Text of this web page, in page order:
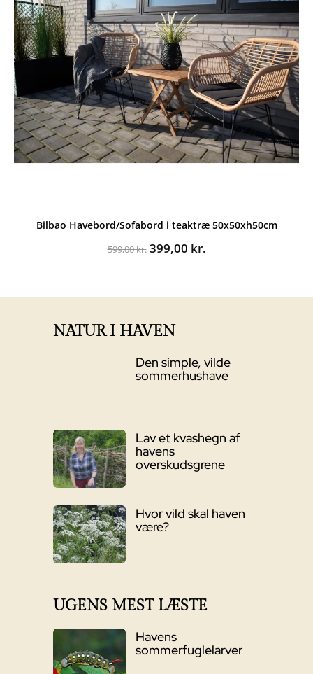
Bilbao Havebord/Sofabord i teaktræ 50x50xh50cm
599,00kr. Den
399,00 kr.Den
NATUR I HAVEN
Den simple, vilde
sommerhushave
Lav et kvashegn af
havens
overskudsgrene
Hvor vild skal haven
være?
UGENS MEST LÆSTE
Havens
sommerfuglelarver